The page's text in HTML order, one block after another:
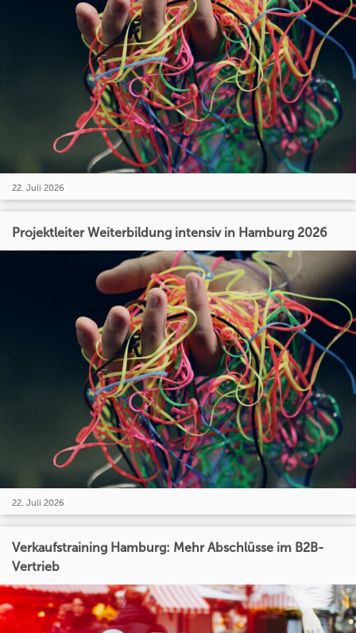
22. Juli 2026
Projektleiter Weiterbildung intensiv in Hamburg 2026
22. Juli 2026
Verkaufstraining Hamburg: Mehr Abschlüsse im B2B-
Vertrieb